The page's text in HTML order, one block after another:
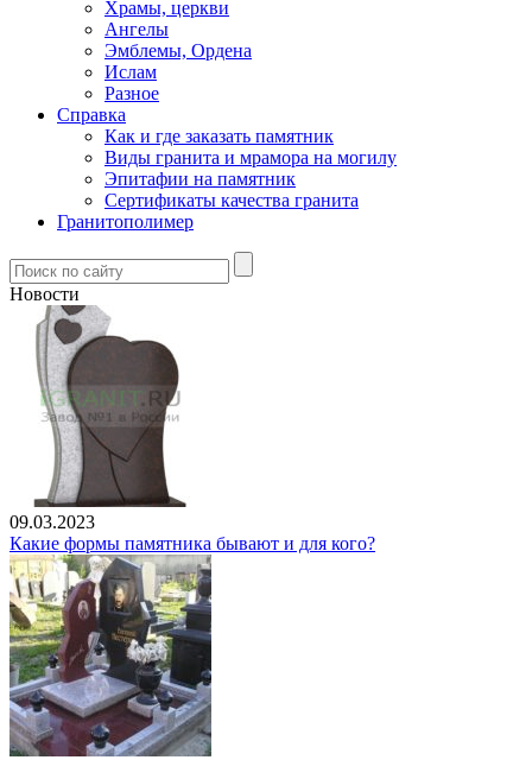
Храмы, церкви
Ангелы
Эмблемы, Ордена
Ислам
Разное
Справка
Как и где заказать памятник
Виды гранита и мрамора на могилу
Эпитафии на памятник
Сертификаты качества гранита
Гранитополимер
Новости
09.03.2023
Какие формы памятника бывают и для кого?